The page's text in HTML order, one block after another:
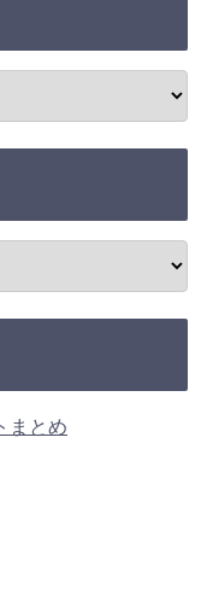
まとめ